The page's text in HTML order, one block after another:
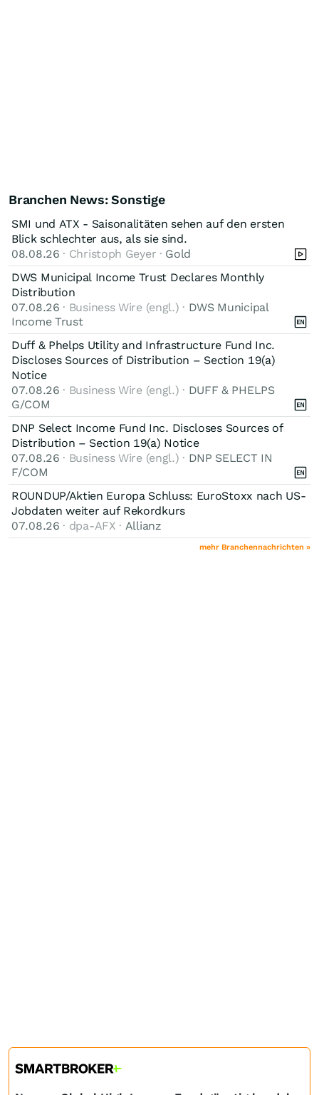
Branchen News: Sonstige
SMI und ATX - Saisonalitäten sehen auf den ersten
Blick schlechter aus, als sie sind.
08.08.26 · Christoph Geyer · Gold
DWS Municipal Income Trust Declares Monthly
Distribution
07.08.26 · Business Wire (engl.) · DWS Municipal
Income Trust
Duff & Phelps Utility and Infrastructure Fund Inc.
Discloses Sources of Distribution – Section 19(a)
Notice
07.08.26 · Business Wire (engl.) · DUFF & PHELPS
G/COM
DNP Select Income Fund Inc. Discloses Sources of
Distribution – Section 19(a) Notice
07.08.26 · Business Wire (engl.) · DNP SELECT IN
F/COM
ROUNDUP/Aktien Europa Schluss: EuroStoxx nach US-
Jobdaten weiter auf Rekordkurs
07.08.26 · dpa-AFX · Allianz
mehr Branchennachrichten »